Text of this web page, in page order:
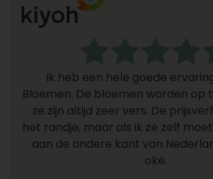
Ik heb een hele goede
Bloemen. De bloemen worden op
ze zijn altijd zeer vers. De
het randje, maar als ik ze zelf
aan de andere kant van
oké.